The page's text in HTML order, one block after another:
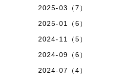
2025-03（7）
2025-01（6）
2024-11（5）
2024-09（6）
2024-07（4）